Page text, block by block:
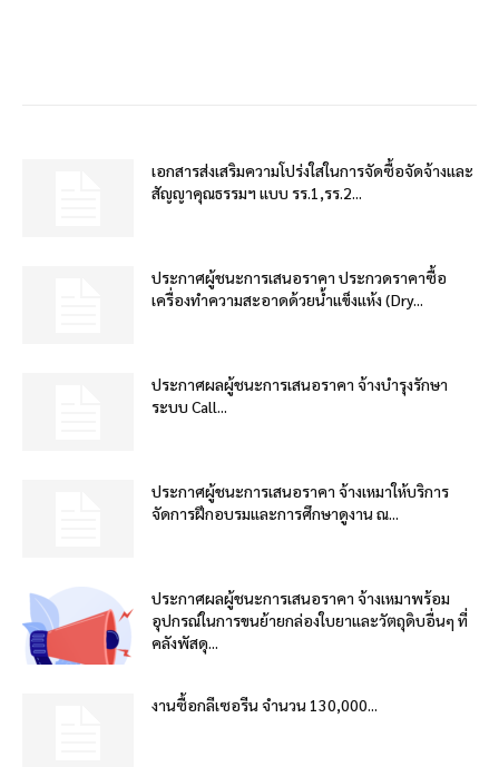
เอกสารส่งเสริมความโปร่งใสในการจัดซื้อจัดจ้างและ
สัญญาคุณธรรมฯ แบบ รร.1,รร.2...
ประกาศผู้ชนะการเสนอราคา ประกวดราคาซื้อ
เครื่องทำความสะอาดด้วยน้ำแข็งแห้ง (Dry...
ประกาศผลผู้ชนะการเสนอราคา จ้างบำรุงรักษา
ระบบ Call...
ประกาศผู้ชนะการเสนอราคา จ้างเหมาให้บริการ
จัดการฝึกอบรมและการศึกษาดูงาน ณ...
ประกาศผลผู้ชนะการเสนอราคา จ้างเหมาพร้อม
อุปกรณ์ในการขนย้ายกล่องใบยาและวัตถุดิบอื่นๆ ที่
คลังพัสดุ...
งานซื้อกลีเซอรีน จำนวน 130,000...